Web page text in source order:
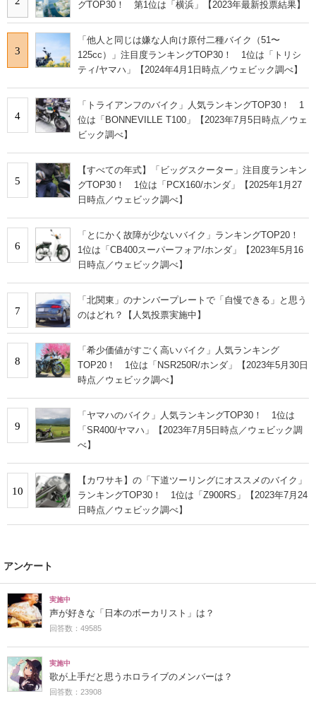
グTOP30！ 第1位は「横浜」【2023年最新投票結果】
3
「他人と同じは嫌な人向け原付二種バイク（51〜
125cc）」注目度ランキングTOP30！ 1位は「トリシ
ティ/ヤマハ」【2024年4月1日時点／ウェビック調べ】
4
「トライアンフのバイク」人気ランキングTOP30！ 1
位は「BONNEVILLE T100」【2023年7月5日時点／ウェ
ビック調べ】
5
【すべての年式】「ビッグスクーター」注目度ランキン
グTOP30！ 1位は「PCX160/ホンダ」【2025年1月27
日時点／ウェビック調べ】
6
「とにかく故障が少ないバイク」ランキングTOP20！
1位は「CB400スーパーフォア/ホンダ」【2023年5月16
日時点／ウェビック調べ】
7
「北関東」のナンバープレートで「自慢できる」と思う
のはどれ？【人気投票実施中】
8
「希少価値がすごく高いバイク」人気ランキング
TOP20！ 1位は「NSR250R/ホンダ」【2023年5月30日
時点／ウェビック調べ】
9
「ヤマハのバイク」人気ランキングTOP30！ 1位は
「SR400/ヤマハ」【2023年7月5日時点／ウェビック調
べ】
10
【カワサキ】の「下道ツーリングにオススメのバイク」
ランキングTOP30！ 1位は「Z900RS」【2023年7月24
日時点／ウェビック調べ】
アンケート
実施中
声が好きな「日本のボーカリスト」は？
回答数：49585
実施中
歌が上手だと思うホロライブのメンバーは？
回答数：23908